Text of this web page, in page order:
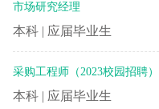
市场研究经理
本科 | 应届毕业生
采购工程师（2023校园招聘）
本科 | 应届毕业生